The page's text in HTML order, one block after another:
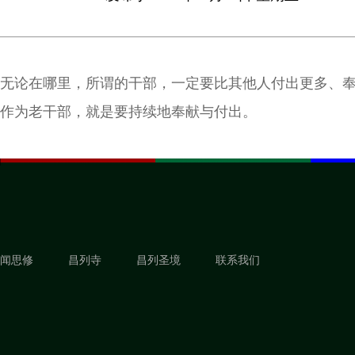
无论在哪里，所谓的干部，一定要比其他人付出更多、
作为老干部，就是要持续地奉献与付出。
闻思修 昌列寺 昌列圣境 联系我们